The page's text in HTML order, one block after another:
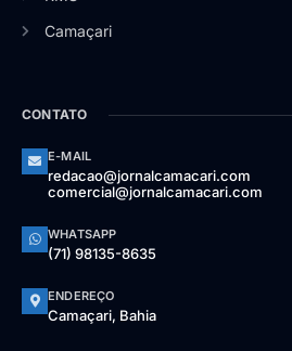
Camaçari
CONTATO
E-MAIL
redacao@jornalcamacari.com
comercial@jornalcamacari.com
WHATSAPP
(71) 98135-8635
ENDEREÇO
Camaçari, Bahia